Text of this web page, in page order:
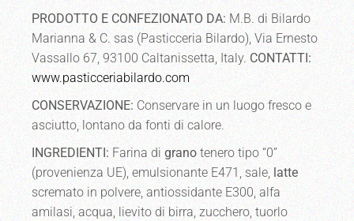
PRODOTTO E CONFEZIONATO DA: M.B. di Bilardo
Marianna & C. sas (Pasticceria Bilardo), Via Ernesto
Vassallo 67, 93100 Caltanissetta, Italy. CONTATTI:
www.pasticceriabilardo.com
CONSERVAZIONE:Conservare in un luogo fresco e
asciutto, lontano da fonti di calore.
INGREDIENTI: Farina digrano tenero tipo “0”
(provenienza UE), emulsionante E471, sale, latte
scremato in polvere, antiossidante E300, alfa
amilasi, acqua, lievito di birra, zucchero, tuorlo